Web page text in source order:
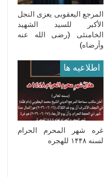
المرجع الیعقوبی یعزی النجل
الأکبر للسید الشهید
الخامنئی (رضی الله عنه
وأرضاه)
اطلاعيه ها
غره شهر المحرم الحرام
لسنه ١۴۴٨ للهجره